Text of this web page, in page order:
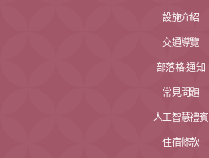
設施介紹
交通導覽
部落格·通知
常見問題
人工智慧禮賓
住宿條款